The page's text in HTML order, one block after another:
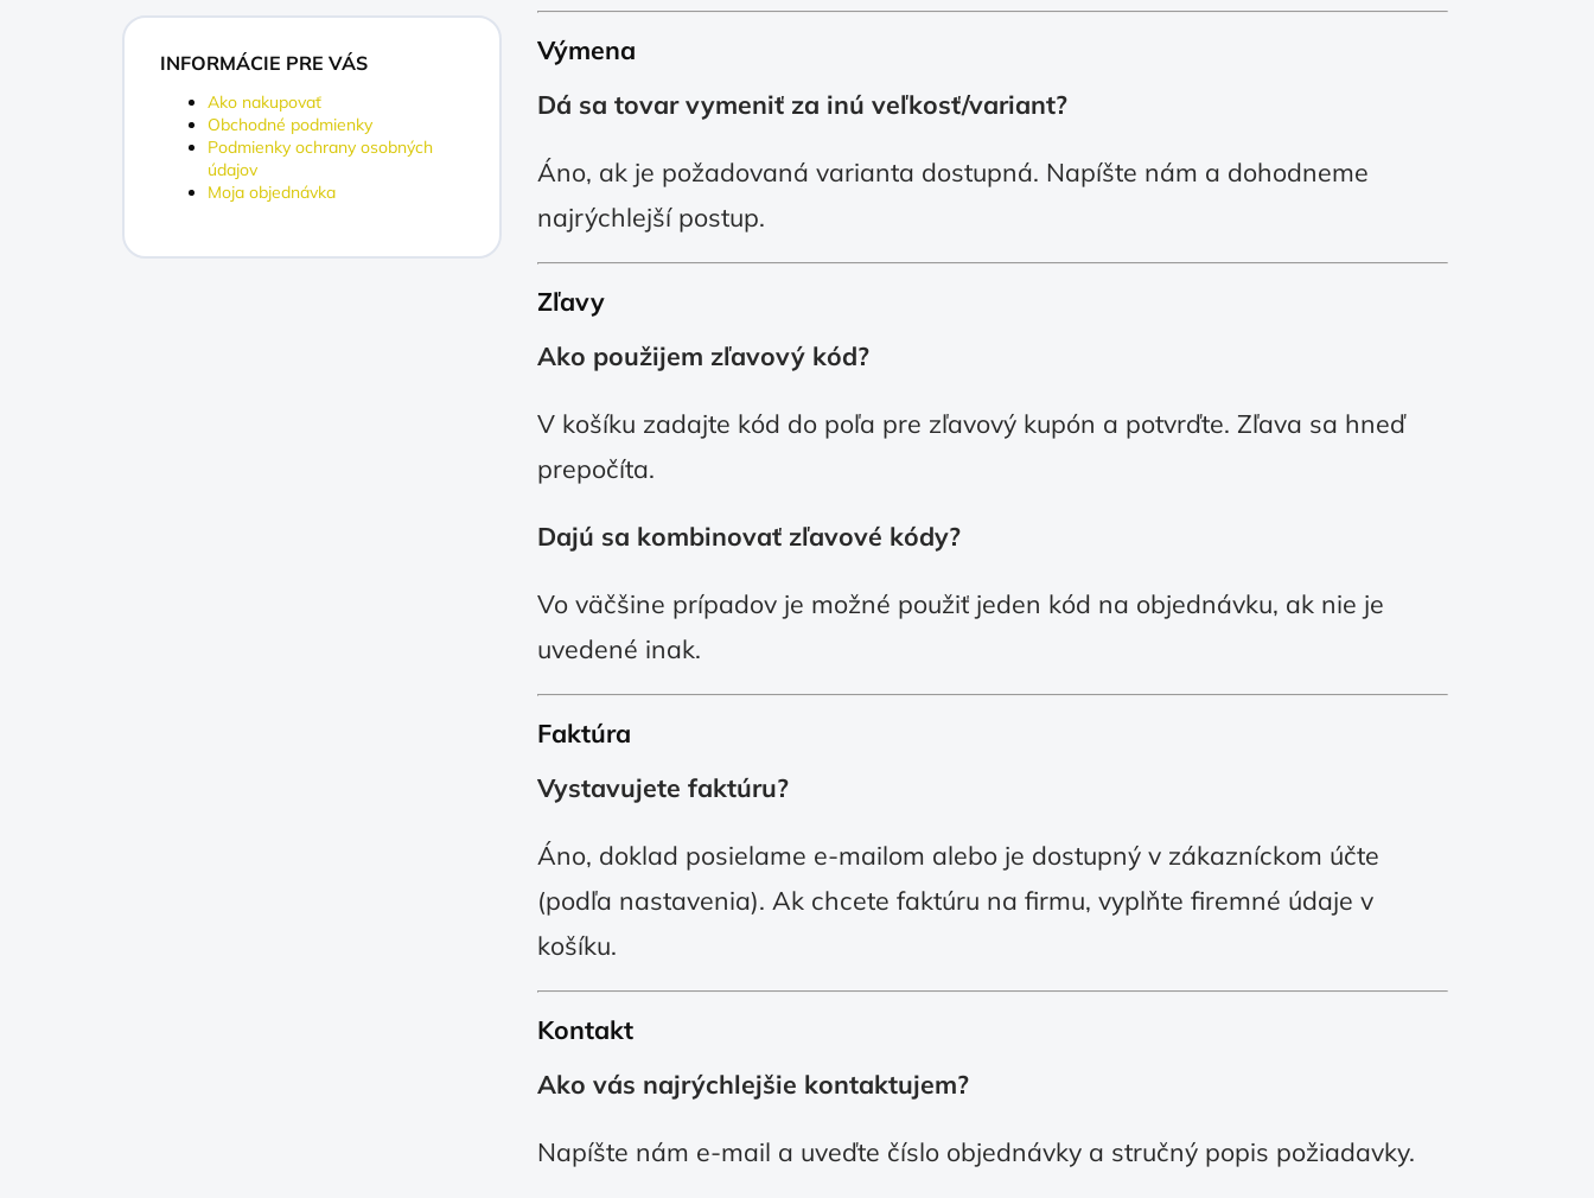
INFORMÁCIE PRE VÁS
Ako nakupovať
Obchodné podmienky
Podmienky ochrany osobných
údajov
Moja objednávka
Výmena
Dá sa tovar vymeniť za inú veľkosť/variant?
Áno, ak je požadovaná varianta dostupná. Napíšte nám a dohodneme
najrýchlejší postup.
Zľavy
Ako použijem zľavový kód?
V košíku zadajte kód do poľa pre zľavový kupón a potvrďte. Zľava sa hneď
prepočíta.
Dajú sa kombinovať zľavové kódy?
Vo väčšine prípadov je možné použiť jeden kód na objednávku, ak nie je
uvedené inak.
Faktúra
Vystavujete faktúru?
Áno, doklad posielame e-mailom alebo je dostupný v zákazníckom účte
(podľa nastavenia). Ak chcete faktúru na firmu, vyplňte firemné údaje v
košíku.
Kontakt
Ako vás najrýchlejšie kontaktujem?
Napíšte nám e-mail a uveďte číslo objednávky a stručný popis požiadavky.